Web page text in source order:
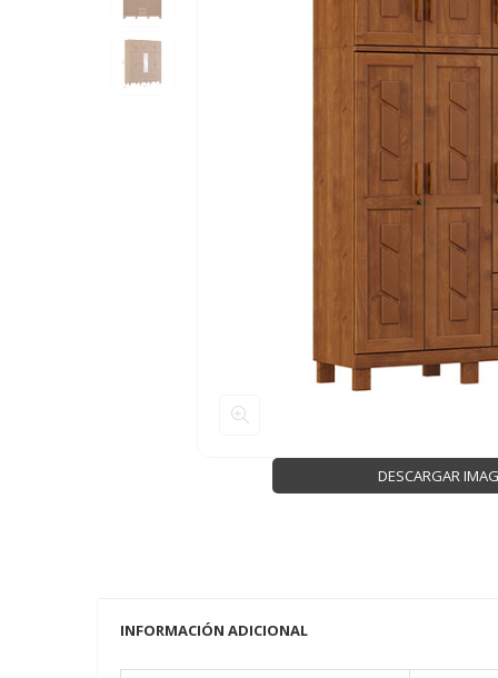
DESCARGAR
INFORMACIÓN ADICIONAL